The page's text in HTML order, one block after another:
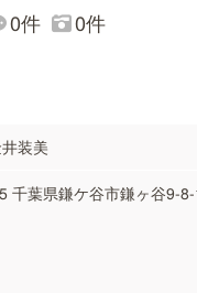
0件 0件
装美
千葉県鎌ケ谷市鎌ヶ谷9-